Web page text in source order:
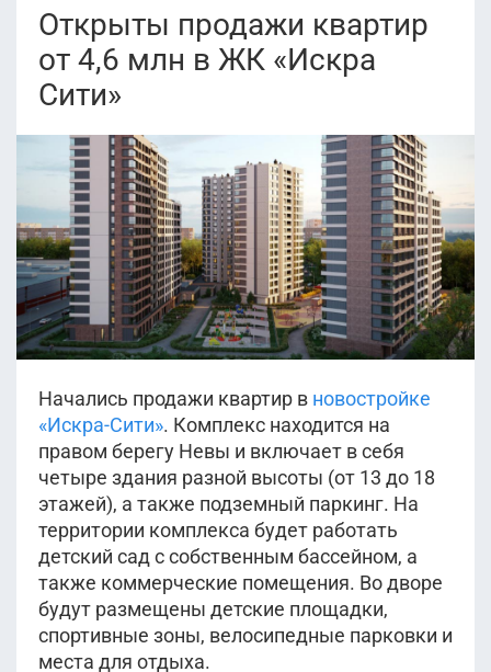
Открыты продажи квартир
от 4,6 млн в ЖК «Искра
Сити»
Начались продажи квартир в новостройке
«Искра-Сити». Комплекс находится на
правом берегу Невы и включает в себя
четыре здания разной высоты (от 13 до 18
этажей), а также подземный паркинг. На
территории комплекса будет работать
детский сад с собственным бассейном, а
также коммерческие помещения. Во дворе
будут размещены детские площадки,
спортивные зоны, велосипедные парковки и
места для отдыха.